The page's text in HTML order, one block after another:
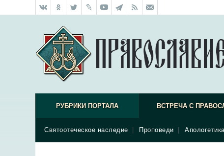
РУБРИКИ ПОРТАЛА ВСТРЕЧА С
Святоотеческое наследие Проповеди